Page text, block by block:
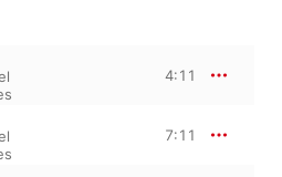
4:11
7:11